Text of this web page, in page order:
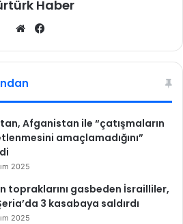
Haber
We
sit bo
Afganistan ile “çatışmaların
amaçlamadığını”
2025
topraklarını gasbeden İsrailliler,
3 kasabaya saldırdı
2025